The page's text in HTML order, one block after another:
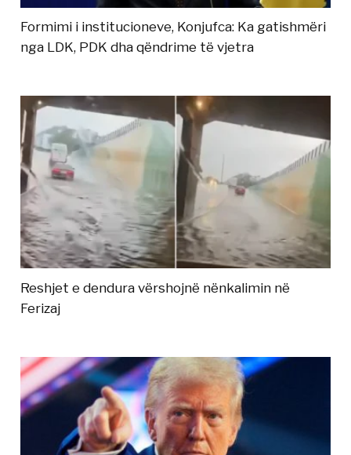
Formimi i institucioneve, Konjufca: Ka gatishmëri
nga LDK, PDK dha qëndrime të vjetra
Reshjet e dendura vërshojnë nënkalimin në
Ferizaj